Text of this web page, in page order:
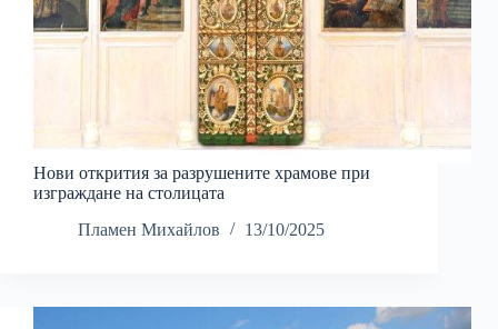
Нови открития за разрушените храмове при
изграждане на столицата
Пламен Михайлов
13/10/2025